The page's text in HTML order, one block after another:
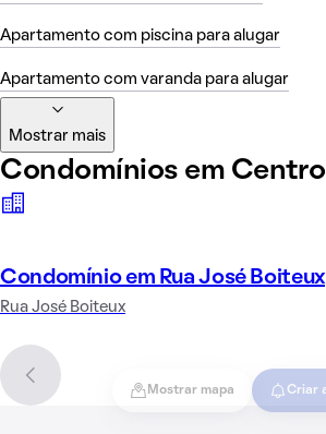
Mostrar mapa Criar
Apartamento com piscina para alugar
Apartamento com varanda para alugar
Mostrar mais
Condomínios em Centro
Condomínio em Rua José
Rua José Boiteux